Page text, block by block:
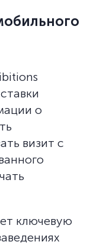
о
визит с
ключевую